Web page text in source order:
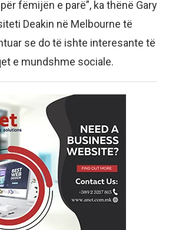
fëmijën e parë”, ka thënë Gary
Deakin në Melbourne të
se do të ishte interesante të
e mundshme sociale.